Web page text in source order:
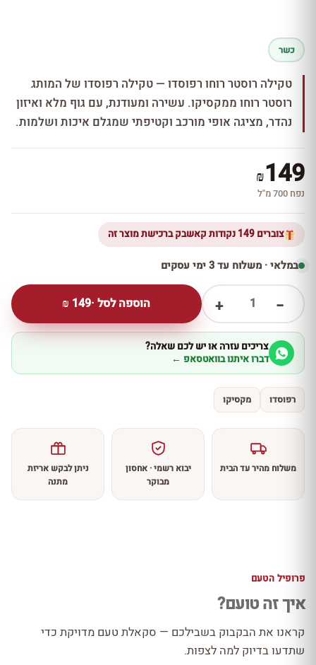
כשר
טקילה רוסטר רוחו רפוסדו — טקילה רפוסדו של המותג
רוסטר רוחו ממקסיקו. עשירה ומעודנת, עם גוף מלא ואיזון
נהדר, מציגה אופי מורכב וקטיפתי שמגלם איכות ושלמות.
₪149
נפח 700 מ''ל
צוברים 149 נקודות קאשבק ברכישת מוצר זה
במלאי · משלוח עד 3 ימי עסקים
−
1
+ הוספה לסל ·149
₪
צריכים עזרה או יש לכם שאלה?
דברו איתנו בוואטסאפ ←
רפוסדו מקסיקו
משלוח מהיר עד הבית
יבוא רשמי · אחסון
מבוקר
ניתן לבקש אריזת
מתנה
פרופיל הטעם
איך זה טועם?
קראנו את הבקבוק בשבילכם — סקאלת טעם מדויקת כדי
שתדעו בדיוק למה לצפות.